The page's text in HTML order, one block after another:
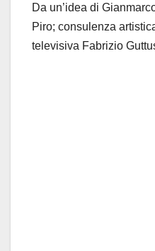
Da un’idea di
Piro; consulenza
televisiva Fabrizio